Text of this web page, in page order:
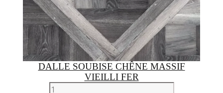
DALLE SOUBISE CHÊNE MASSIF
VIEILLI FER
quantité